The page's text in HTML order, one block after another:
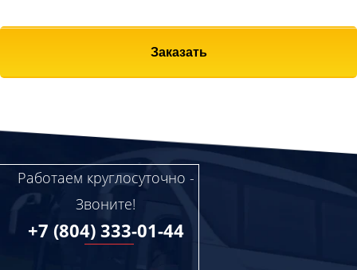
Заказать
Работаем круглосуточно -
Звоните!
+7 (804) 333-01-44